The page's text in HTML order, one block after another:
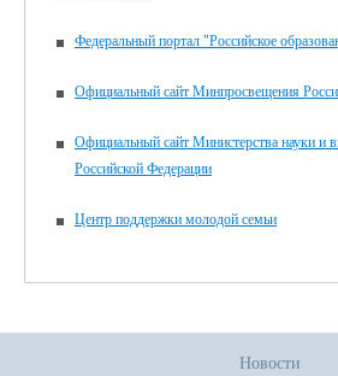
Федеральный портал "Российское
Официальный сайт Минпросвещения
Официальный сайт Министерства науки и
Российской Федерации
Центр поддержки молодой семьи
Новости